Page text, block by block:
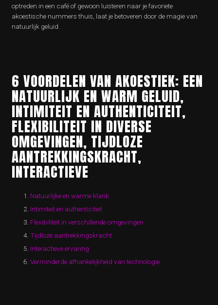
optreden in een café of gewoon luisteren naar je favoriete
akoestische nummers thuis, laat je betoveren door de magie van
natuurlijk geluid.
6 VOORDELEN VAN AKOESTIEK: EEN
NATUURLIJK EN WARM GELUID,
INTIMITEIT EN AUTHENTICITEIT,
FLEXIBILITEIT IN DIVERSE
OMGEVINGEN, TIJDLOZE
AANTREKKINGSKRACHT,
INTERACTIEVE
Natuurlijke en warme klank
Intimiteit en authenticiteit
Flexibiliteit in verschillende omgevingen
Tijdloze aantrekkingskracht
Interactieve ervaring
Verminderde afhankelijkheid van technologie